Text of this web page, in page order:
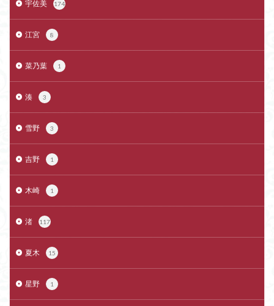
宇佐美 174
江宮 8
菜乃葉 1
湊 3
雪野 3
吉野 1
木崎 1
渚 117
夏木 15
星野 1